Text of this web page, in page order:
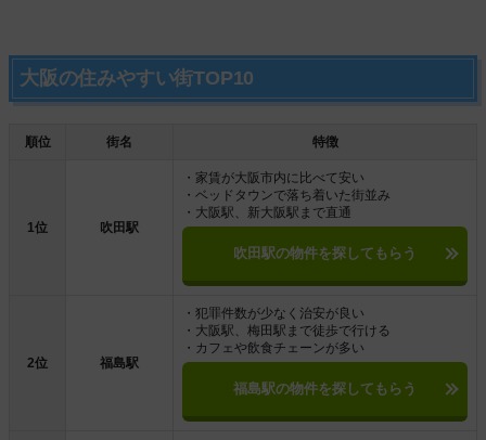
大阪の住みやすい街TOP10
順位 街名 特徴
1位 吹田駅
・家賃が大阪市内に比べて安い
・ベッドタウンで落ち着いた街並み
・大阪駅、新大阪駅まで直通
吹田駅の物件を探してもらう
2位 福島駅
・犯罪件数が少なく治安が良い
・大阪駅、梅田駅まで徒歩で行ける
・カフェや飲食チェーンが多い
福島駅の物件を探してもらう